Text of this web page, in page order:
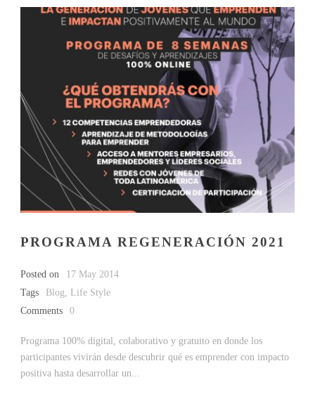
PROGRAMA REGENERACIÓN 2021
Posted on
17 May 2014
Tags
Blog
Life Style
Comments
0
Programa 100% digital, colaborativo y gratuito en donde los
participantes vivirán desde descubrir qué es emprender con impacto
positiva hasta desarrollar un...